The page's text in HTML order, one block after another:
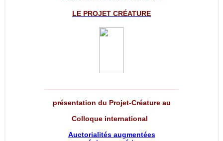
LE PROJET CRÉATURE
présentation du Projet-Créature au
Colloque international
Auctorialités augmentées